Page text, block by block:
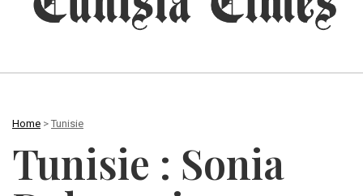
Home > Tunisie
Tunisie : Sonia